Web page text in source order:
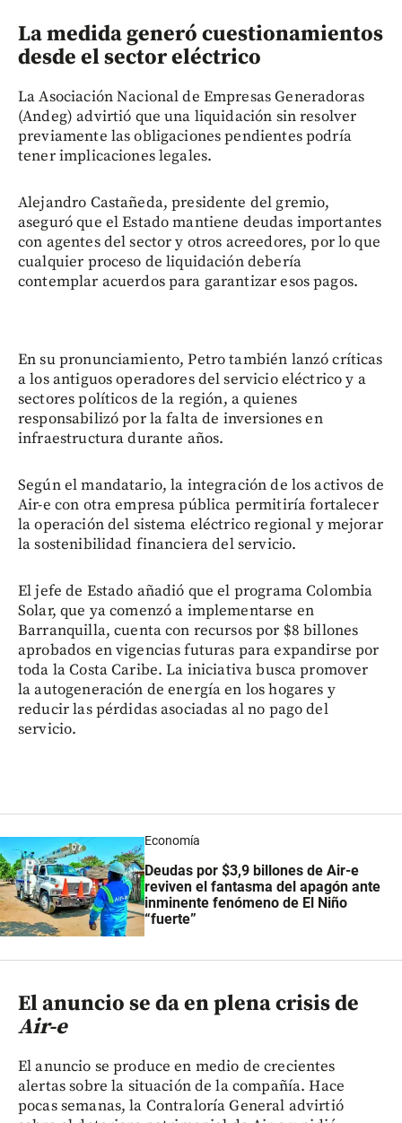
La medida generó cuestionamientos
desde el sector eléctrico
La Asociación Nacional de Empresas Generadoras
(Andeg) advirtió que una liquidación sin resolver
previamente las obligaciones pendientes podría
tener implicaciones legales.
Alejandro Castañeda, presidente del gremio,
aseguró que el Estado mantiene deudas importantes
con agentes del sector y otros acreedores, por lo que
cualquier proceso de liquidación debería
contemplar acuerdos para garantizar esos pagos.
En su pronunciamiento, Petro también lanzó críticas
a los antiguos operadores del servicio eléctrico y a
sectores políticos de la región, a quienes
responsabilizó por la falta de inversiones en
infraestructura durante años.
Según el mandatario, la integración de los activos de
Air-e con otra empresa pública permitiría fortalecer
la operación del sistema eléctrico regional y mejorar
la sostenibilidad financiera del servicio.
El jefe de Estado añadió que el programa Colombia
Solar, que ya comenzó a implementarse en
Barranquilla, cuenta con recursos por $8 billones
aprobados en vigencias futuras para expandirse por
toda la Costa Caribe. La iniciativa busca promover
la autogeneración de energía en los hogares y
reducir las pérdidas asociadas al no pago del
servicio.
Economía
Deudas por $3,9 billones de Air-e
reviven el fantasma del apagón ante
inminente fenómeno de El Niño
“fuerte”
El anuncio se da en plena crisis de
Air-e
El anuncio se produce en medio de crecientes
alertas sobre la situación de la compañía. Hace
pocas semanas, la Contraloría General advirtió